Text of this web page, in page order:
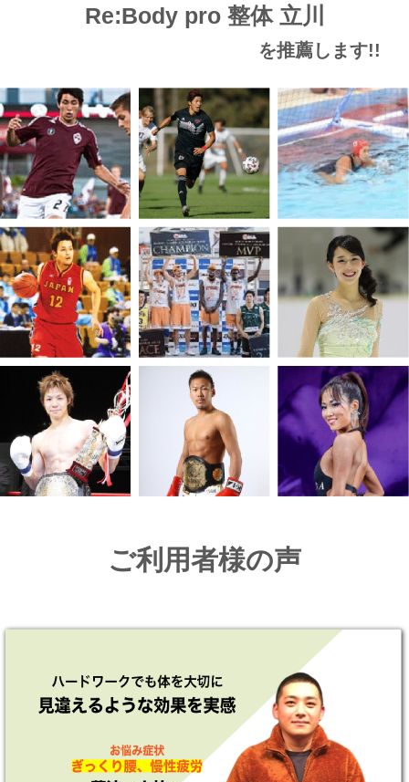
Re:Body pro 整体 立川
を推薦します!!
ご利用者様の声